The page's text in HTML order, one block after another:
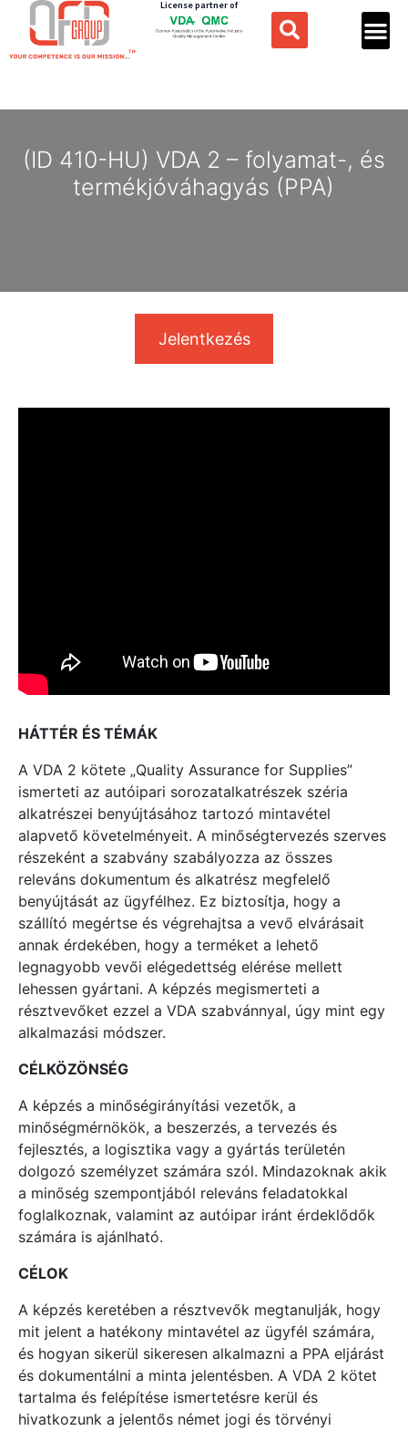
License partner of
(ID 410-HU) VDA 2 – folyamat-, és
termékjóváhagyás (PPA)
Jelentkezés
HÁTTÉR ÉS TÉMÁK
A VDA 2 kötete „Quality Assurance for Supplies”
ismerteti az autóipari sorozatalkatrészek széria
alkatrészei benyújtásához tartozó mintavétel
alapvető követelményeit. A minőségtervezés szerves
részeként a szabvány szabályozza az összes
releváns dokumentum és alkatrész megfelelő
benyújtását az ügyfélhez. Ez biztosítja, hogy a
szállító megértse és végrehajtsa a vevő elvárásait
annak érdekében, hogy a terméket a lehető
legnagyobb vevői elégedettség elérése mellett
lehessen gyártani. A képzés megismerteti a
résztvevőket ezzel a VDA szabvánnyal, úgy mint egy
alkalmazási módszer.
CÉLKÖZÖNSÉG
A képzés a minőségirányítási vezetők, a
minőségmérnökök, a beszerzés, a tervezés és
fejlesztés, a logisztika vagy a gyártás területén
dolgozó személyzet számára szól. Mindazoknak akik
a minőség szempontjából releváns feladatokkal
foglalkoznak, valamint az autóipar iránt érdeklődők
számára is ajánlható.
CÉLOK
A képzés keretében a résztvevők megtanulják, hogy
mit jelent a hatékony mintavétel az ügyfél számára,
és hogyan sikerül sikeresen alkalmazni a PPA eljárást
és dokumentálni a minta jelentésben. A VDA 2 kötet
tartalma és felépítése ismertetésre kerül és
hivatkozunk a jelentős német jogi és törvényi